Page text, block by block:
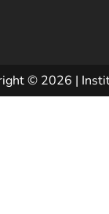
© 2026 |